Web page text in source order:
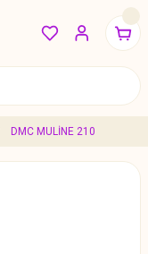
DMC MULİNE 210